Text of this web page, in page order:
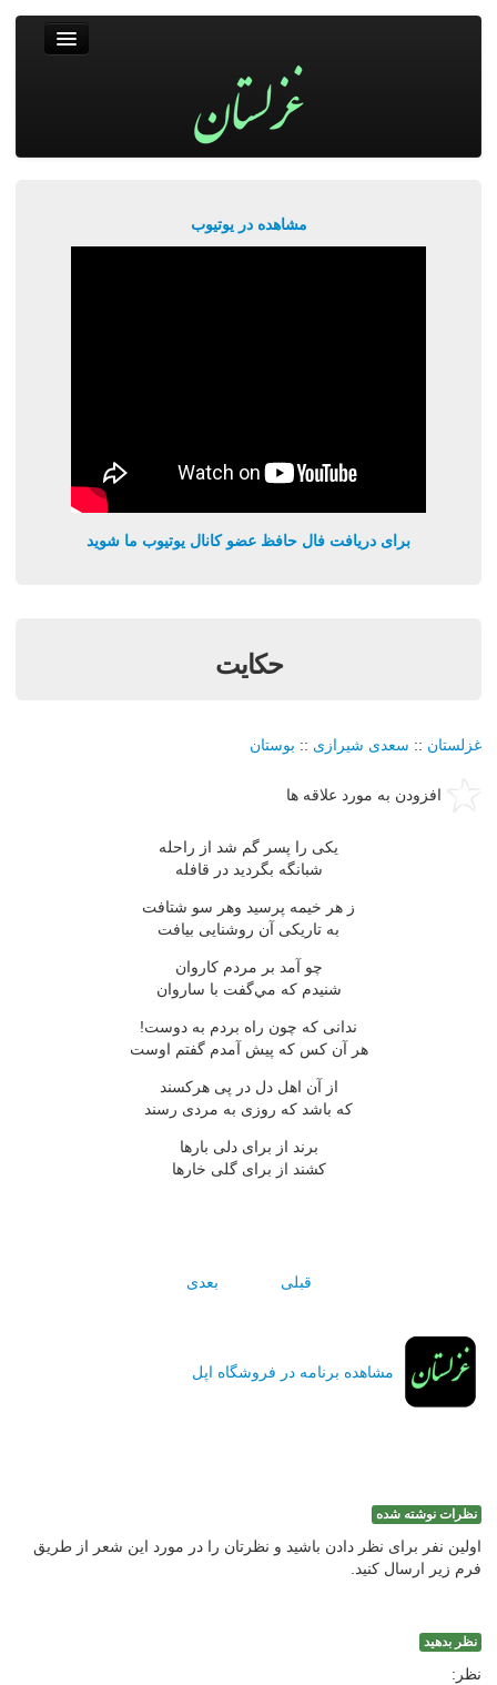
مشاهده در یوتیوب
برای دریافت فال حافظ عضو کانال یوتیوب ما شوید
حكايت
غزلستان :: سعدی شیرازی :: بوستان
افزودن به مورد علاقه ها
يكى را پسر گم شد از راحله
شبانگه بگرديد در قافله
ز هر خيمه پرسيد وهر سو شتافت
به تاريكى آن روشنايى بيافت
چو آمد بر مردم كاروان
شنيدم كه مي‌گفت با ساروان
ندانى كه چون راه بردم به دوست!
هر آن كس كه پيش آمدم گفتم اوست
از آن اهل دل در پى هركسند
كه باشد كه روزى به مردى رسند
برند از براى دلى بارها
كشند از براى گلى خارها
قبلی بعدی
مشاهده برنامه در فروشگاه اپل
نظرات نوشته شده
اولین نفر برای نظر دادن باشید و نظرتان را در مورد این شعر از طریق
فرم زیر ارسال کنید.
نظر بدهید
نظر: